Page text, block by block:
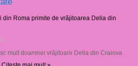
din Roma primite de vrăjitoarea Delia din
mult doamnei vrăjitoare Delia din Craiova